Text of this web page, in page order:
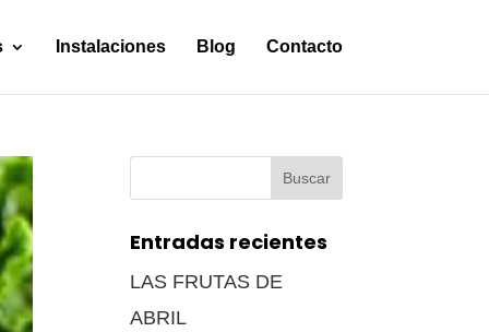
Instalaciones Blog Contacto
Entradas recientes
LAS FRUTAS DE
ABRIL